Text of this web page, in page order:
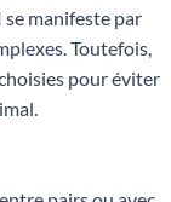
se manifeste par
Toutefois,
pour éviter